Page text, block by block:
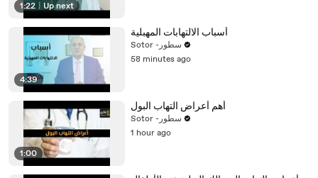
1:22 Up next
4:39
أسباب الالتهابات المهبلية
Sotor -سطور
58 minutes ago
1:00
أهم أعراض التهاب البول
Sotor -سطور
1 hour ago